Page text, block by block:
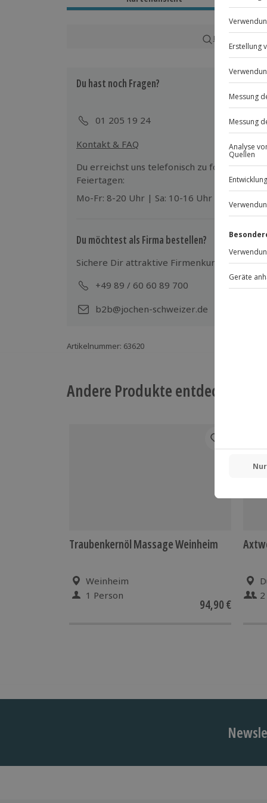
Ca. 3 Stunden
Von September bis Juni zu
Teilnahmebedingungen
Veranstalter möglich
Gruppengröße: 4-20 Personen
Karte in
Du hast noch Fragen?
01 205 19 24
Kontakt & FAQ
Du erreichst uns telefonisch zu folgenden
Feiertagen:
Mo-Fr: 8-20 Uhr | Sa: 10-16 Uhr
Du möchtest als Firma bestellen?
Sichere Dir attraktive Firmenkunden
+49 89 / 60 60 89 700
b2b@jochen-schweizer.de
Artikelnummer: 63620
Andere Produkte entdecken
Traubenkernöl Massage Weinheim
Weinheim
1 Person
94,90 €